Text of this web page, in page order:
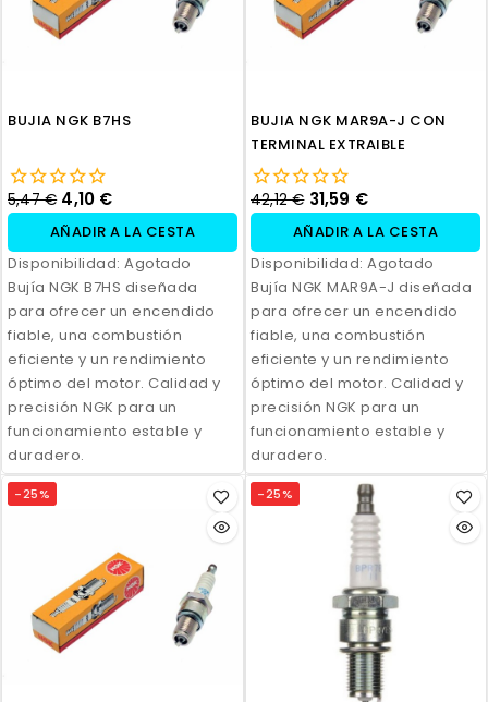
BUJIA NGK B7HS
5,47 € 4,10 €
AÑADIR A LA CESTA
Disponibilidad: Agotado
Bujía NGK B7HS diseñada
para ofrecer un encendido
fiable, una combustión
eficiente y un rendimiento
óptimo del motor. Calidad y
precisión NGK para un
funcionamiento estable y
duradero.
BUJIA NGK MAR9A-J CON
TERMINAL EXTRAIBLE
42,12 € 31,59 €
AÑADIR A LA CESTA
Disponibilidad: Agotado
Bujía NGK MAR9A-J diseñada
para ofrecer un encendido
fiable, una combustión
eficiente y un rendimiento
óptimo del motor. Calidad y
precisión NGK para un
funcionamiento estable y
duradero.
-25% -25%